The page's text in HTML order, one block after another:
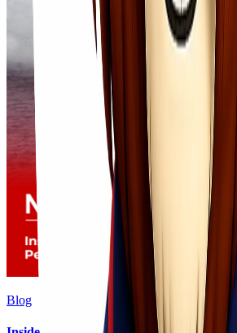
Blog